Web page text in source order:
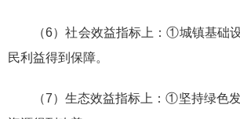
（6）社会效益指标上：①城镇基础
民利益得到保障。
（7）生态效益指标上：①坚持绿色